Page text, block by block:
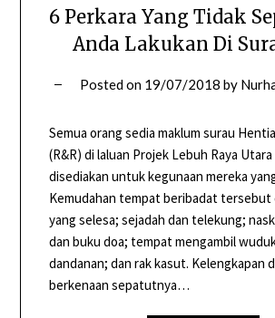
6 Perkara Yang Tidak
Anda Lakukan Di
Posted on 19/07/2018 by
Semua orang sedia maklum surau
(R&R) di laluan Projek Lebuh Raya
disediakan untuk kegunaan mereka
Kemudahan tempat beribadat tersebut
yang selesa; sejadah dan telekung;
dan buku doa; tempat mengambil
dandanan; dan rak kasut. Kelengkapan
berkenaan sepatutnya…